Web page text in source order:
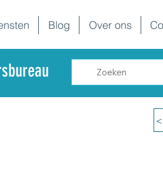
Blog Over ons